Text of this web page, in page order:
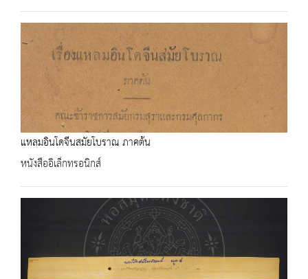
แหลมอินโดจีนสมัยโบราณ ภาคต้น
หนังสืออิเล็กทรอนิกส์